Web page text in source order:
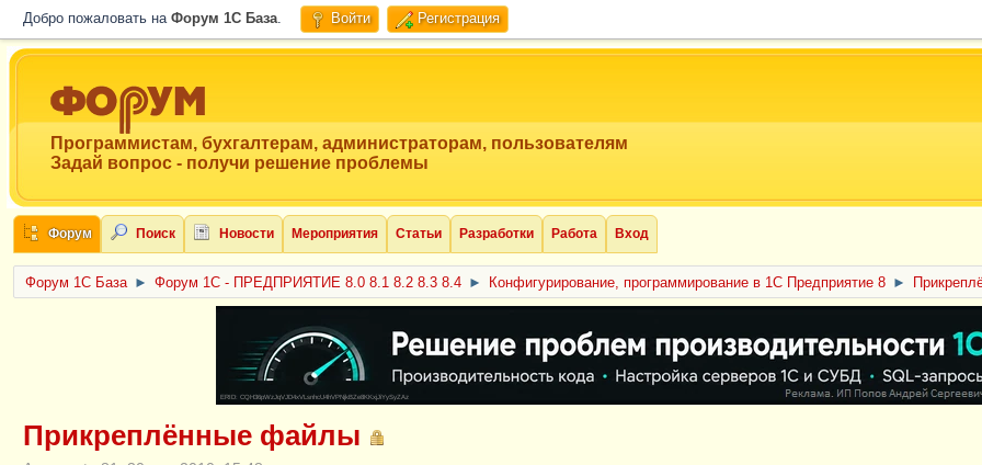
Добро пожаловать на Форум 1C База. Войти Регистрация
Программистам, бухгалтерам, администраторам, пользователям
Задай вопрос - получи решение проблемы
Форум Поиск Новости Мероприятия Статьи Разработки Работа Вход
Форум 1C База ► Форум 1С - ПРЕДПРИЯТИЕ 8.0 8.1 8.2 8.3 8.4 ► Конфигурирование, программирование в 1С Предприятие 8 ►
ERID: CQH36pWzJqVJD4xVLsnhcU4hVPNjkBZe8KKxjJiYySyZAz
Прикреплённые файлы